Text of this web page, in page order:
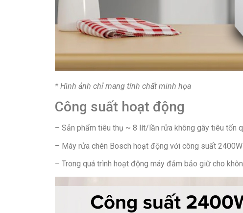
* Hình ảnh chỉ mang tính chất minh họa
Công suất hoạt động
– Sản phẩm tiêu thụ ~ 8 lít/lần rửa không gây tiêu tốn
– Máy rửa chén Bosch hoạt động với công suất
– Trong quá trình hoạt động máy đảm bảo giữ cho